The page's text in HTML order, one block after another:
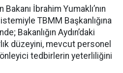
İbrahim Yumaklı’nın
istemiyle TBMM Başkanlığına
Bakanlığın Aydın’daki
düzeyini, mevcut personel
tedbirlerin yeterliliğini